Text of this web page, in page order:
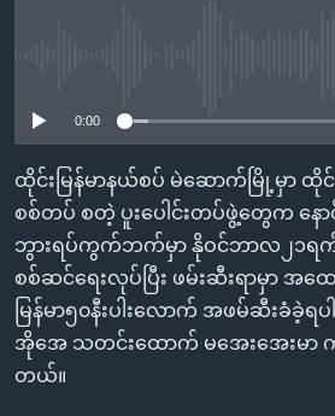
စာမျက်နှာ
သို့
ကျော်
ကြည့်
ရန်
ရှာဖွေ
ရန်
ဗွီအိုအေ လူမှုကွန်ယက်များ
ဘာသာစကားများ
0:00
ထိုင်းမြန်မာနယ်စပ် မဲဆောက်မြို့မှာ ထိုင်
စစ်တပ် စတဲ့ ပူးပေါင်းတပ်ဖွဲ့တွေက နော
ဘွားရပ်ကွက်ဘက်မှာ နိုဝင်ဘာလ၂၁ရ
စစ်ဆင်ရေးလုပ်ပြီး ဖမ်းဆီးရာမှာ အ
မြန်မာ၅၀နီးပါးလောက် အဖမ်ဆီးခံခဲ့
အိုအေ သတင်းထောက် မအေးအေးမာ က
တယ်။